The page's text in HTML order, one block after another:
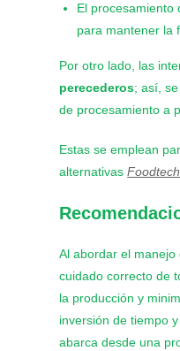
El procesamiento
para mantener la
Por otro lado, las
perecederos; así,
de procesamiento a
Estas se emplean
alternativas
Al abordar el
cuidado correcto de
la producción y
inversión de tiempo
abarca desde una